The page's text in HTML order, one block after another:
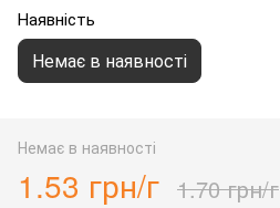
Наявність
Немає в наявності
Немає в наявності
1.53 грн/г 1.70 грн/г